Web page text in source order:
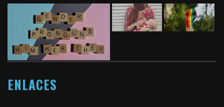
ENLACES